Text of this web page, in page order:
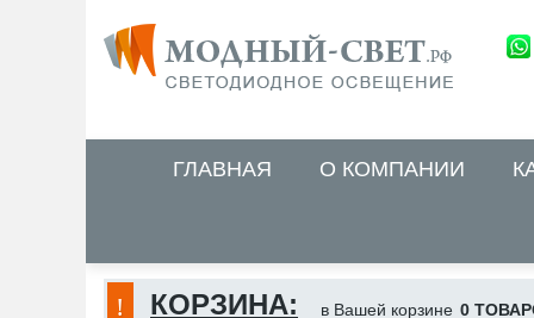
ГЛАВНАЯ О КОМПАНИИ
КОРЗИНА: в Вашей корзине 0